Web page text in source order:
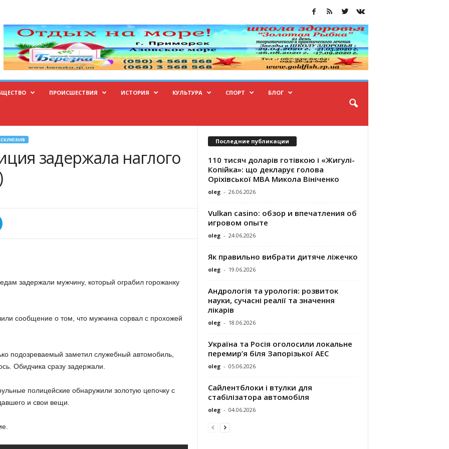
ПРОИСШЕСТВИЯ ИСТОРИЯ КУЛЬТУРА СПОРТ БЛОГ
задержала наглого
задержали мужчину, который ограбил горожанку
сообщение о том, что мужчина сорвал с прохожей
подозреваемый заметил служебный автомобиль,
Обидчика сразу задержали.
полицейские обнаружили золотую цепочку с
и свои вещи.
Последние публикации
110 тисяч доларів готівкою і «Жигулі-
Копійка»: що декларує голова
Оріхівської МВА Микола Вініченко
oleg - 26.06.2026
Vulkan casino: обзор и впечатления об
игровом опыте
oleg - 24.06.2026
Як правильно вибрати дитяче ліжечко
oleg - 19.06.2026
Андрологія та урологія: розвиток
науки, сучасні реалії та значення
лікарів
oleg - 18.06.2026
Україна та Росія оголосили локальне
перемир’я біля Запорізької АЕС
oleg - 05.06.2026
Сайлентблоки і втулки для
стабілізатора автомобіля
oleg - 04.06.2026